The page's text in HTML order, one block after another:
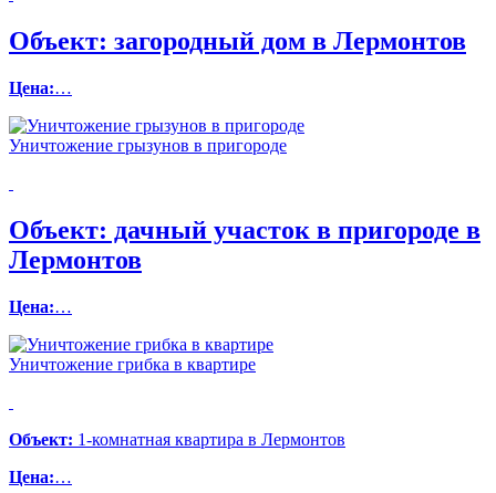
Объект: загородный дом в Лермонтов
Цена:…
Уничтожение грызунов в пригороде
Объект: дачный участок в пригороде в
Лермонтов
Цена:…
Уничтожение грибка в квартире
Объект: 1-комнатная квартира в Лермонтов
Цена:…